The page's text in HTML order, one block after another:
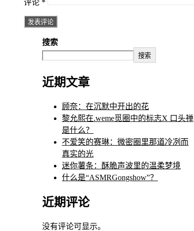
评论 *
搜索
搜索
近期文章
顾奈：在沉默中开出的花
黎允熙在.weme觅圈中的标志X 口头禅
是什么？
不爱笑的赛琳：微密圈里那道冷冽而
真实的光
迷你薯条：酥脆声波里的温柔梦境
什么是“ASMRGongshow”？
近期评论
没有评论可显示。